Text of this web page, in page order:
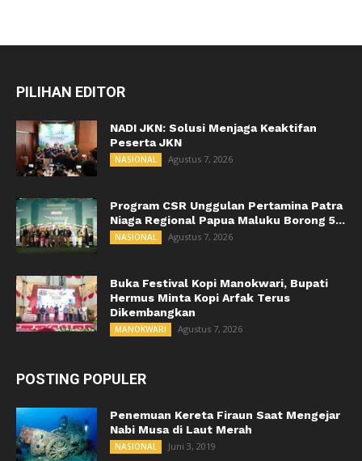
PILIHAN EDITOR
NADI JKN: Solusi Menjaga Keaktifan
Peserta JKN
NASIONAL Agustus 7, 2026
Program CSR Unggulan Pertamina Patra
Niaga Regional Papua Maluku Borong 5...
NASIONAL Agustus 7, 2026
Buka Festival Kopi Manokwari, Bupati
Hermus Minta Kopi Arfak Terus
Dikembangkan
MANOKWARI Agustus 7, 2026
POSTING POPULER
Penemuan Kereta Firaun Saat Mengejar
Nabi Musa di Laut Merah
NASIONAL Juni 3, 2019